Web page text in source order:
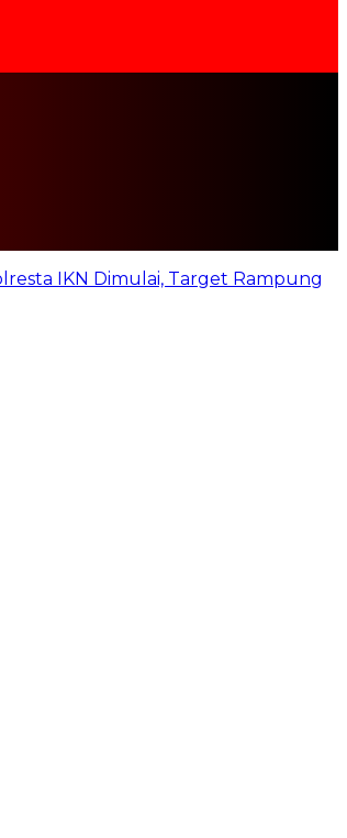
IKN Dimulai, Target Rampung